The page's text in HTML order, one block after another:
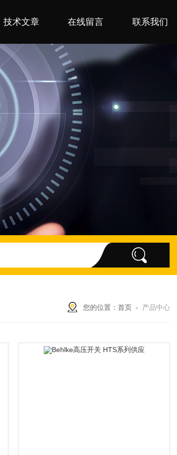
技术文章 在线留言 联系我们
您的位置： 首页 - 产品中心